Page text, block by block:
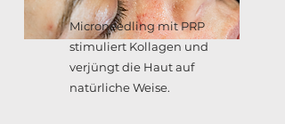
Microneedling mit PRP
stimuliert Kollagen und
verjüngt die Haut auf
natürliche Weise.